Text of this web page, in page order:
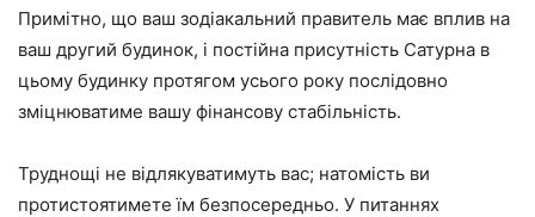
Примітно, що ваш зодіакальний правитель має вплив на
ваш другий будинок, і постійна присутність Сатурна в
цьому будинку протягом усього року послідовно
зміцнюватиме вашу фінансову стабільність.
Труднощі не відлякуватимуть вас; натомість ви
протистоятимете їм безпосередньо. У питаннях